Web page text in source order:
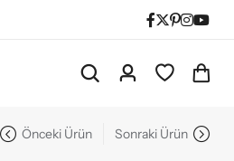
Önceki Ürün Sonraki Ürün